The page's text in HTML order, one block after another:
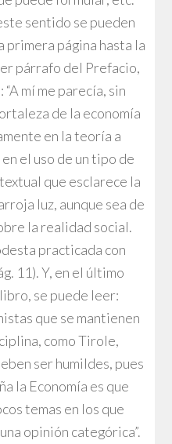
sentido se pueden
primera página hasta la
párrafo del Prefacio,
mí me parecía, sin
de la economía
en la teoría a
el uso de un tipo de
que esclarece la
luz, aunque sea de
la realidad social.
practicada con
11). Y, en el último
se puede leer:
que se mantienen
como Tirole,
ser humildes, pues
la Economía es que
temas en los que
opinión categórica”.